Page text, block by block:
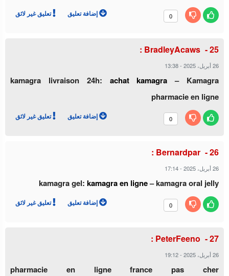
0 إضافة تعليق تعليق غير لائق
BradleyAcaws :
26 أبريل، 2025 -
13:38
kamagra livraison 24h: achat kamagra – Kamagra
pharmacie en ligne
0 إضافة تعليق تعليق غير لائق
Bernardpar :
26 أبريل، 2025 -
17:14
kamagra gel: kamagra en ligne– kamagra oral jelly
0 إضافة تعليق تعليق غير لائق
PeterFeeno :
26 أبريل، 2025 -
19:12
pharmacie en ligne france pas cher